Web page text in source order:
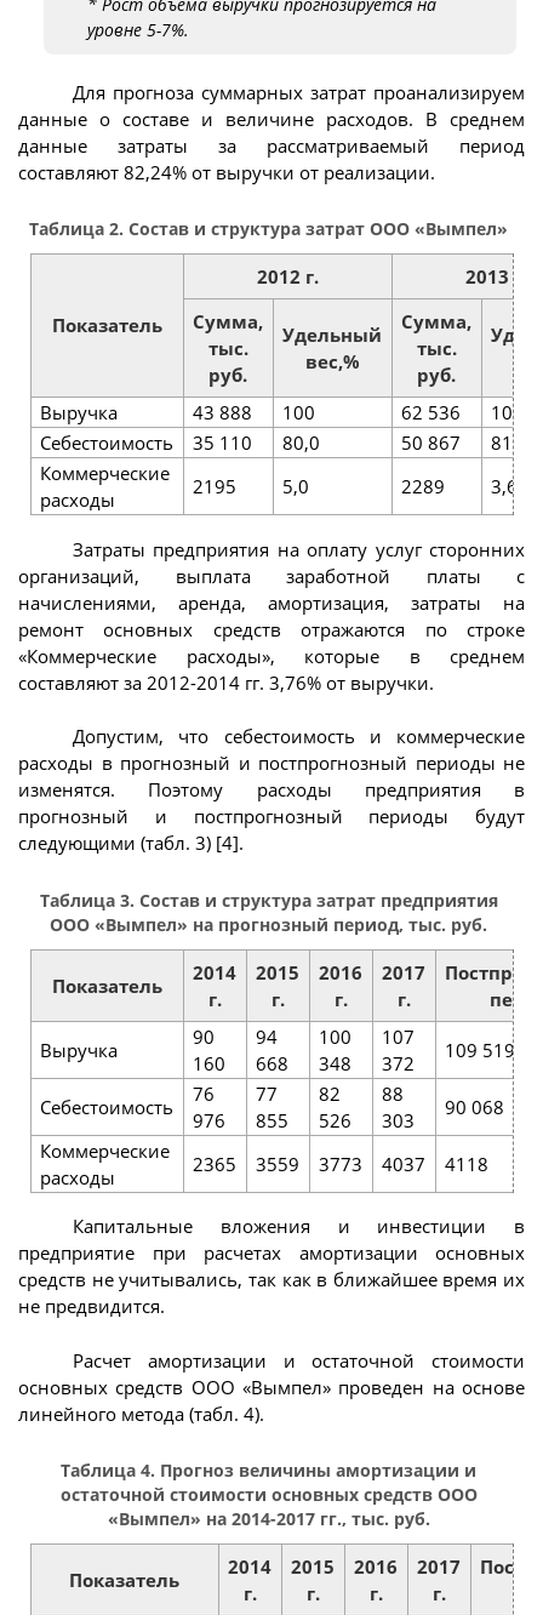
уровне 5-7%.
Для прогноза суммарных затрат проанализируем
данные о составе и величине расходов. В среднем
данные затраты за рассматриваемый период
составляют 82,24% от выручки от реализации.
Таблица 2. Состав и структура затрат ООО «Вымпел»
Показатель
2012 г.
2013 г.
Сумма,
тыс.
руб.
Удельный
вес,%
Сумма,
тыс.
руб.
Выручка 43 888 100 62 536
100
Себестоимость
35 110 80,0 50 867
81,34
Коммерческие
расходы
2195 5,0 2289 3,66
Затраты предприятия на оплату услуг сторонних
организаций, выплата заработной платы с
начислениями, аренда, амортизация, затраты на
ремонт основных средств отражаются по строке
«Коммерческие расходы», которые в среднем
составляют за 2012-2014 гг. 3,76% от выручки.
Допустим, что себестоимость и коммерческие
расходы в прогнозный и постпрогнозный периоды не
изменятся. Поэтому расходы предприятия в
прогнозный и постпрогнозный периоды будут
следующими (табл. 3) [4].
Таблица 3. Состав и структура затрат предприятия
ООО «Вымпел» на прогнозный период, тыс. руб.
Показатель
2014
г.
2015
г.
2016
г.
2017
г.
Выручка
90
160
94
668
100
348
107
372
109 519
Себестоимость
76
976
77
855
82
526
88
303
90 068
Коммерческие
расходы
2365 3559 3773 4037 4118
Капитальные вложения и инвестиции в
предприятие при расчетах амортизации основных
средств не учитывались, так как в ближайшее время их
не предвидится.
Расчет амортизации и остаточной стоимости
основных средств ООО «Вымпел» проведен на основе
линейного метода (табл. 4).
Таблица 4. Прогноз величины амортизации и
остаточной стоимости основных средств ООО
«Вымпел» на 2014-2017 гг., тыс. руб.
Показатель
2014
г.
2015
г.
2016
г.
2017
г.